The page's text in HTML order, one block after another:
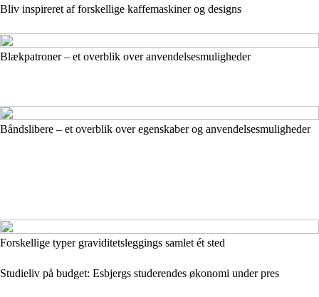
Bliv inspireret af forskellige kaffemaskiner og designs
Blækpatroner – et overblik over anvendelsesmuligheder
Båndslibere – et overblik over egenskaber og anvendelsesmuligheder
Forskellige typer graviditetsleggings samlet ét sted
Studieliv på budget: Esbjergs studerendes økonomi under pres